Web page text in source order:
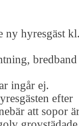
ny hyresgäst
bredband
ingår ej.
efter
att sopor